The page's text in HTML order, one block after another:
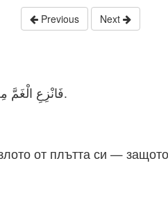
Previous Next
فَانْزِعِ الْغَمَّ مِنْ قَلْبِكَ، وَأَبْعِدِ الشَّرَّ عَنْ لَحْمِكَ، لأَنَّ الْحَدَاثَةَ وَالشَّبَابَ بَاطِلاَنِ.
от плътта си —